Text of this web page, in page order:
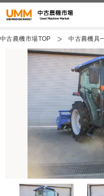
中古農機市場TOP 中古農機具